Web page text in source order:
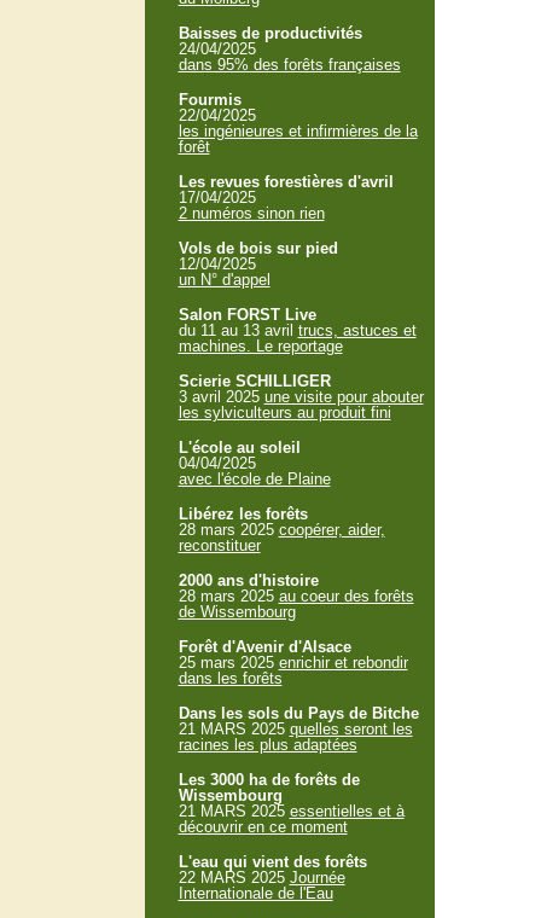
Baisses de productivités
24/04/2025
dans 95% des forêts françaises
Fourmis
22/04/2025
les ingénieures et infirmières de la
forêt
Les revues forestières d'avril
17/04/2025
2 numéros sinon rien
Vols de bois sur pied
12/04/2025
un N° d'appel
Salon FORST Live
du 11 au 13 avril trucs, astuces et
machines. Le reportage
Scierie SCHILLIGER
3 avril 2025 une visite pour abouter
les sylviculteurs au produit fini
L'école au soleil
04/04/2025
avec l'école de Plaine
Libérez les forêts
28 mars 2025 coopérer, aider,
reconstituer
2000 ans d'histoire
28 mars 2025 au coeur des forêts
de Wissembourg
Forêt d'Avenir d'Alsace
25 mars 2025 enrichir et rebondir
dans les forêts
Dans les sols du Pays de Bitche
21 MARS 2025 quelles seront les
racines les plus adaptées
Les 3000 ha de forêts de
Wissembourg
21 MARS 2025 essentielles et à
découvrir en ce moment
L'eau qui vient des forêts
22 MARS 2025 Journée
Internationale de l'Eau